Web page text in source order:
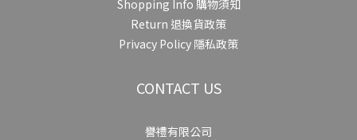
Shopping Info 購物須知
Return 退換貨政策
Privacy Policy 隱私政策
CONTACT US
譽禮有限公司